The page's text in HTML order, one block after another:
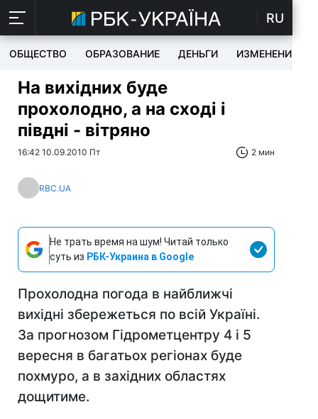
RU
ОБЩЕСТВО ОБРАЗОВАНИЕ ДЕНЬГИ ИЗМЕНЕНИЯ
На вихідних буде
прохолодно, а на сході і
півдні - вітряно
16:42 10.09.2010 Пт 2 мин
RBC.UA
Не трать время на шум! Читай только
суть из РБК-Украина в Google
Прохолодна погода в найближчі
вихідні збережеться по всій Україні.
За прогнозом Гідрометцентру 4 і 5
вересня в багатьох регіонах буде
похмуро, а в західних областях
дощитиме.